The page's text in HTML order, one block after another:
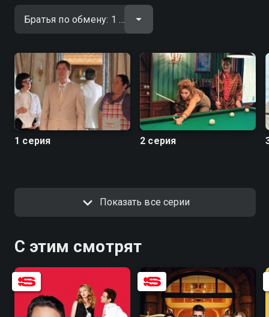
1 серия 2 серия
Показать все серии
С этим смотрят